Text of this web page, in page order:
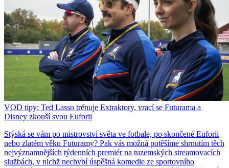
VOD tipy: Ted Lasso trénuje Extraktory, vrací se Futurama a
Disney zkouší svou Euforii
Stýská se vám po mistrovství světa ve fotbale, po skončené Euforii
nebo zlatém věku Futuramy? Pak vás možná potěšíme shrnutím těch
nejvýznamnějších týdenních premiér na tuzemských streamovacích
službách, v nichž nechybí úspěšná komedie ze sportovního